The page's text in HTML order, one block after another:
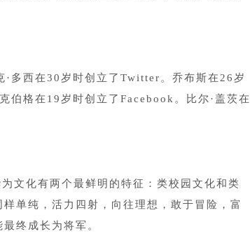
多西在30岁时创立了Twitter。乔布斯在26岁
伯格在19岁时创立了Facebook。比尔·盖茨在
文化有两个最鲜明的特征：类校园文化和类
单纯，活力四射，向往理想，敢于冒险，富
终成长为将军。